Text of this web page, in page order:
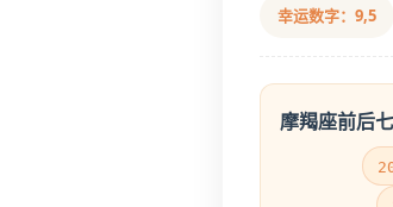
幸运数字：9,5
摩羯座前后